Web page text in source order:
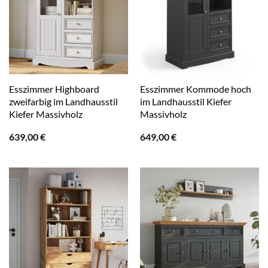
Esszimmer Highboard
zweifarbig im Landhausstil
Kiefer Massivholz
639,00€
Esszimmer Kommode hoch
im Landhausstil Kiefer
Massivholz
649,00€